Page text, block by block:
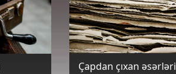
Çapdan çıxan əsərləri